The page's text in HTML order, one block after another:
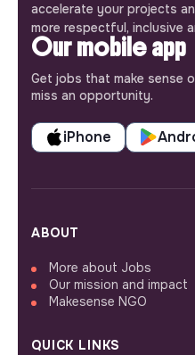
accelerate your projects
more respectful, inclusive
Our mobile app
Get jobs that make sense
miss an opportunity.
iPhone
ABOUT
More about Jobs
Our mission and impact
Makesense NGO
QUICK LINKS